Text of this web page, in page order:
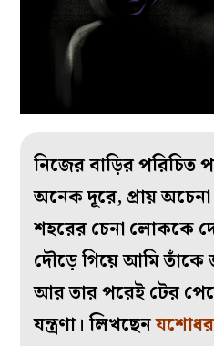
নিজের বাড়ির পরিচিত
অনেক দূরে, প্রায়
শহরের চেনা লোককে
দৌড়ে গিয়ে আমি তাঁকে
আর তার পরেই টের
যন্ত্রণা। লিখছেন